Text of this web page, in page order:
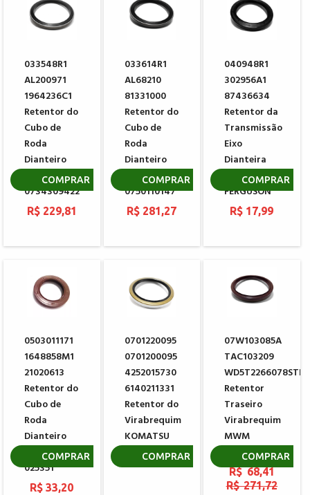
033548R1
AL200971
1964236C1
Retentor do
Cubo de
Roda
Dianteiro
0734309422
R$ 229,81
COMPRAR
033614R1
AL68210
81331000
Retentor do
Cubo de
Roda
Dianteiro
0750110147
R$ 281,27
COMPRAR
040948R1
302956A1
87436634
Retentor da
Transmissão
Eixo
Dianteira
MASSEY
FERGUSON
R$ 17,99
COMPRAR
0503011171
1648858M1
21020613
Retentor do
Cubo de
Roda
Dianteiro
CARRARO
025351
R$ 33,20
COMPRAR
0701220095
0701200095
4252015730
6140211331
Retentor do
Virabrequim
KOMATSU
R$ 81,10
COMPRAR
07W103085A
TAC103209
WD5T2266078STD
Retentor
Traseiro
Virabrequim
MWM
904960651103
R$ 68,41
R$ 271,72
COMPRAR